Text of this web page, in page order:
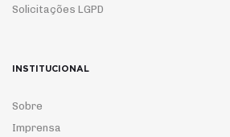
Solicitações LGPD
INSTITUCIONAL
Sobre
Imprensa